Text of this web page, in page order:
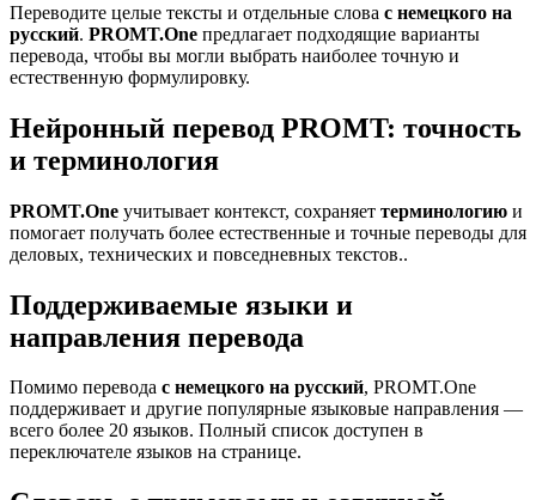
Переводите целые тексты и отдельные слова с немецкого на
русский. PROMT.One предлагает подходящие варианты
перевода, чтобы вы могли выбрать наиболее точную и
естественную формулировку.
Нейронный перевод PROMT: точность
и терминология
PROMT.One учитывает контекст, сохраняет терминологию и
помогает получать более естественные и точные переводы для
деловых, технических и повседневных текстов..
Поддерживаемые языки и
направления перевода
Помимо перевода с немецкого на русский, PROMT.One
поддерживает и другие популярные языковые направления —
всего более 20 языков. Полный список доступен в
переключателе языков на странице.